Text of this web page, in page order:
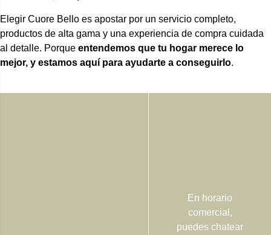
Elegir Cuore Bello es apostar por un servicio completo,
productos de alta gama y una experiencia de compra cuidada
al detalle. Porque entendemos que tu hogar merece lo
mejor, y estamos aquí para ayudarte a conseguirlo.
En horario
comercial,
puedes chatear